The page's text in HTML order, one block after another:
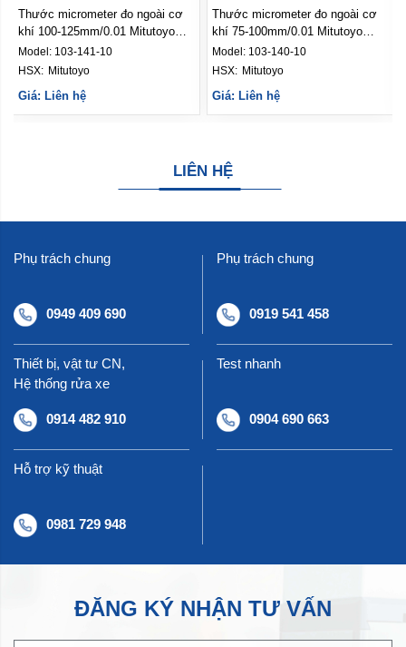
Thước micrometer đo ngoài cơ
khí 100-125mm/0.01 Mitutoyo
(103-141-10)
Model: 103-141-10
Mitutoyo
Giá: Liên hệ
Thước micrometer đo ngoài cơ
khí 75-100mm/0.01 Mitutoyo
(103-140-10)
Model: 103-140-10
HSX: Mitutoyo
Giá: Liên hệ
LIÊN HỆ
Phụ trách chung
0949 409 690
Phụ trách chung
0919 541 458
Thiết bị, vật tư CN,
Hệ thống rửa xe
0914 482 910
Test nhanh
0904 690 663
Hỗ trợ kỹ thuật
0981 729 948
ĐĂNG KÝ NHẬN TƯ VẤN